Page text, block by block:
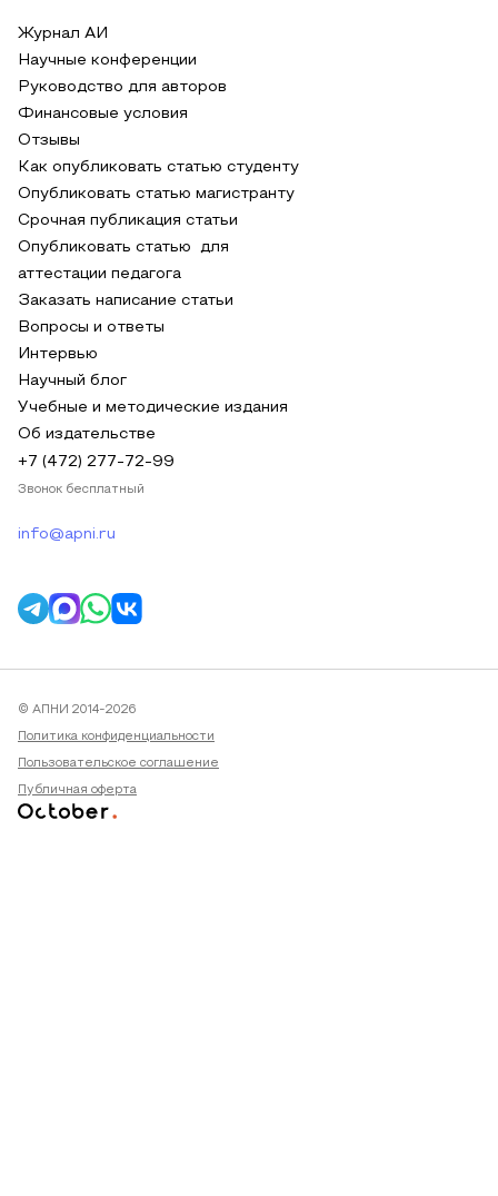
Журнал АИ
Научные конференции
Руководство для авторов
Финансовые условия
Отзывы
Как опубликовать статью студенту
Опубликовать статью магистранту
Срочная публикация статьи
Опубликовать статью для
аттестации педагога
Заказать написание статьи
Вопросы и ответы
Интервью
Научный блог
Учебные и методические издания
Об издательстве
+7 (472) 277-72-99
Звонок бесплатный
info@apni.ru
© АПНИ 2014-2026
Политика конфиденциальности
Пользовательское соглашение
Публичная оферта